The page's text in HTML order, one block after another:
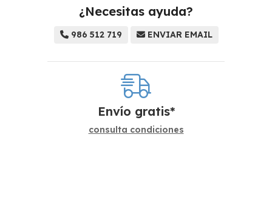
¿Necesitas ayuda?
986 512 719 ENVIAR EMAIL
Envío gratis*
consulta condiciones